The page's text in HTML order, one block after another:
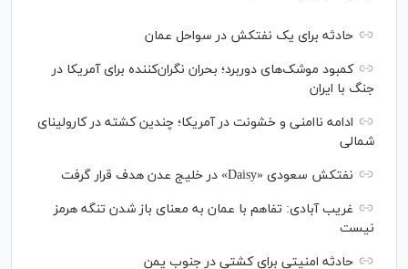
حادثه برای یک نفتکش در سواحل عمان
کمبود موشک‌های دوربرد؛ بحران نگران‌کننده برای آمریکا در
جنگ با ایران
ادامه ناامنی و خشونت در آمریکا؛ چندین کشته در کارولینای
شمالی
نفتکش سعودی «Daisy» در خلیج عدن هدف قرار گرفت
غریب آبادی: تفاهم با عمان به معنای باز شدن تنگه هرمز
نیست
حادثه امنیتی برای کشتی در جنوب یمن